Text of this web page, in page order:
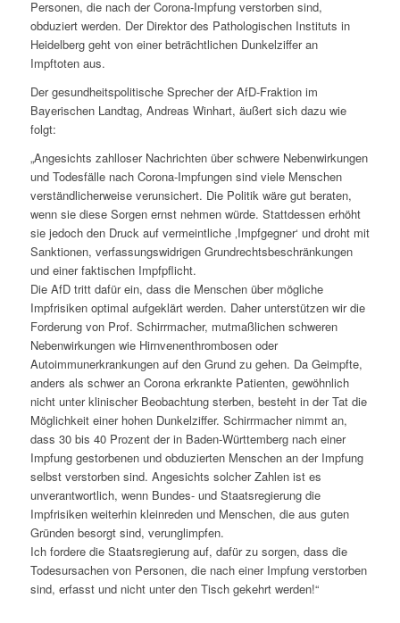
Personen, die nach der Corona-Impfung verstorben sind,
obduziert werden. Der Direktor des Pathologischen Instituts in
Heidelberg geht von einer beträchtlichen Dunkelziffer an
Impftoten aus.
Der gesundheitspolitische Sprecher der AfD-Fraktion im
Bayerischen Landtag, Andreas Winhart, äußert sich dazu wie
folgt:
„Angesichts zahlloser Nachrichten über schwere Nebenwirkungen
und Todesfälle nach Corona-Impfungen sind viele Menschen
verständlicherweise verunsichert. Die Politik wäre gut beraten,
wenn sie diese Sorgen ernst nehmen würde. Stattdessen erhöht
sie jedoch den Druck auf vermeintliche ‚Impfgegner‘ und droht mit
Sanktionen, verfassungswidrigen Grundrechtsbeschränkungen
und einer faktischen Impfpflicht.
Die AfD tritt dafür ein, dass die Menschen über mögliche
Impfrisiken optimal aufgeklärt werden. Daher unterstützen wir die
Forderung von Prof. Schirrmacher, mutmaßlichen schweren
Nebenwirkungen wie Hirnvenenthrombosen oder
Autoimmunerkrankungen auf den Grund zu gehen. Da Geimpfte,
anders als schwer an Corona erkrankte Patienten, gewöhnlich
nicht unter klinischer Beobachtung sterben, besteht in der Tat die
Möglichkeit einer hohen Dunkelziffer. Schirrmacher nimmt an,
dass 30 bis 40 Prozent der in Baden-Württemberg nach einer
Impfung gestorbenen und obduzierten Menschen an der Impfung
selbst verstorben sind. Angesichts solcher Zahlen ist es
unverantwortlich, wenn Bundes- und Staatsregierung die
Impfrisiken weiterhin kleinreden und Menschen, die aus guten
Gründen besorgt sind, verunglimpfen.
Ich fordere die Staatsregierung auf, dafür zu sorgen, dass die
Todesursachen von Personen, die nach einer Impfung verstorben
sind, erfasst und nicht unter den Tisch gekehrt werden!“